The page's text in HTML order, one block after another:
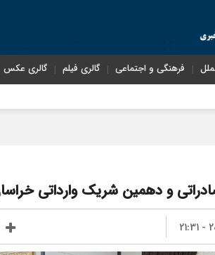
فرهنگی و اجتماعی گالری فیلم گالری عکس
و دهمین شریک وارداتی